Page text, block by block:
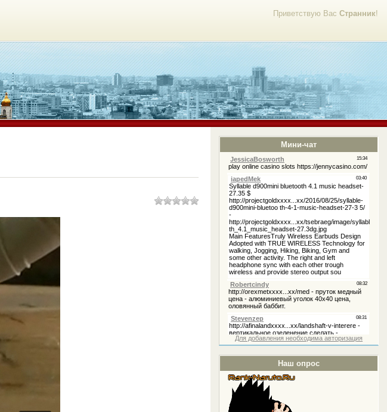
Приветствую Вас Странник!
Мини-чат
Для добавления необходима авторизация
Наш опрос